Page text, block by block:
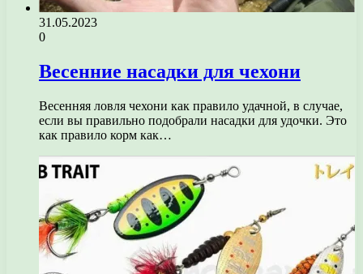
31.05.2023
0
Весенние насадки для чехони
Весенняя ловля чехони как правило удачной, в случае,
если вы правильно подобрали насадки для удочки. Это
как правило корм как…